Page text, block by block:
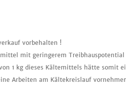
vorbehalten !
mit geringerem Treibhauspotential
1 kg dieses Kältemittels hätte somit
Arbeiten am Kältekreislauf